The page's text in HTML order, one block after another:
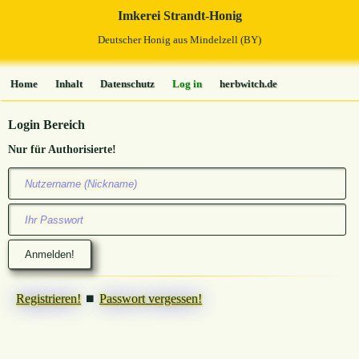
Imkerei Strandt-Honig
Deutscher Honig aus Mindelzell (BY)
Home Inhalt Datenschutz Log in herbwitch.de
Login Bereich
Nur für Authorisierte!
Registrieren!⏹ Passwort vergessen!